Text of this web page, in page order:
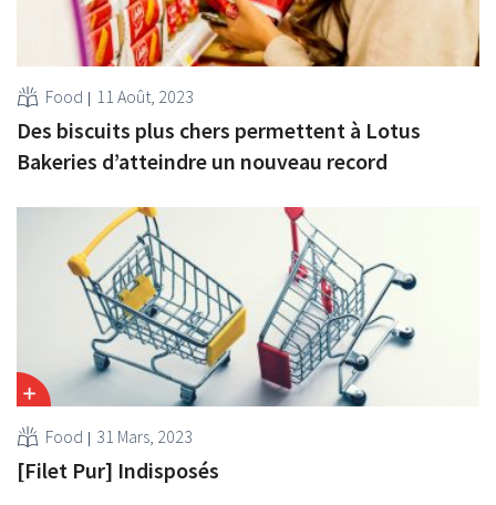
Food 11 Août, 2023
Des biscuits plus chers permettent à Lotus
Bakeries d’atteindre un nouveau record
Food 31 Mars, 2023
[Filet Pur] Indisposés